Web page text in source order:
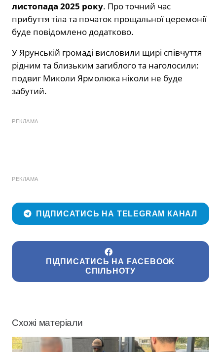
листопада 2025 року. Про точний час
прибуття тіла та початок прощальної церемонії
буде повідомлено додатково.
У Ярунській громаді висловили щирі співчуття
рідним та близьким загиблого та наголосили:
подвиг Миколи Ярмолюка ніколи не буде
забутий.
РЕКЛАМА
РЕКЛАМА
ПІДПИСАТИСЬ НА TELEGRAM КАНАЛ
ПІДПИСАТИСЬ НА FACEBOOK
СПІЛЬНОТУ
Схожі матеріали